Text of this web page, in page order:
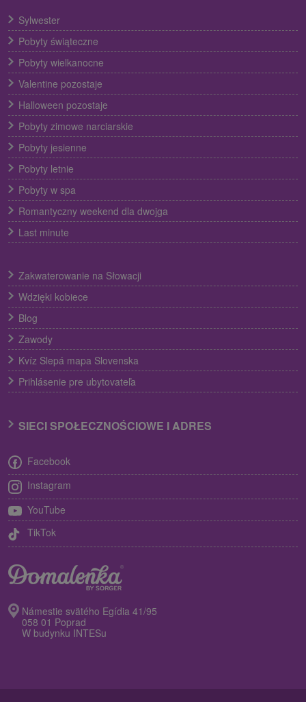
Sylwester
Pobyty świąteczne
Pobyty wielkanocne
Valentine pozostaje
Halloween pozostaje
Pobyty zimowe narciarskie
Pobyty jesienne
Pobyty letnie
Pobyty w spa
Romantyczny weekend dla dwojga
Last minute
Zakwaterowanie na Słowacji
Wdzięki kobiece
Blog
Zawody
Kvíz Slepá mapa Slovenska
Prihlásenie pre ubytovateľa
SIECI SPOŁECZNOŚCIOWE I ADRES
Facebook
Instagram
YouTube
TikTok
Námestie svätého Egídia 41/95
058 01 Poprad
W budynku INTESu